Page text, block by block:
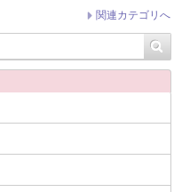
関連カテゴリへ